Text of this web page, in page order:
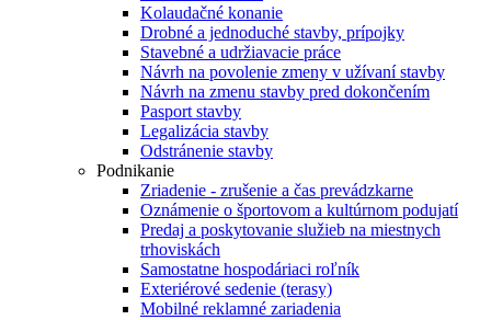
Kolaudačné konanie
Drobné a jednoduché stavby, prípojky
Stavebné a udržiavacie práce
Návrh na povolenie zmeny v užívaní stavby
Návrh na zmenu stavby pred dokončením
Pasport stavby
Legalizácia stavby
Odstránenie stavby
Podnikanie
Zriadenie - zrušenie a čas prevádzkarne
Oznámenie o športovom a kultúrnom podujatí
Predaj a poskytovanie služieb na miestnych
trhoviskách
Samostatne hospodáriaci roľník
Exteriérové sedenie (terasy)
Mobilné reklamné zariadenia